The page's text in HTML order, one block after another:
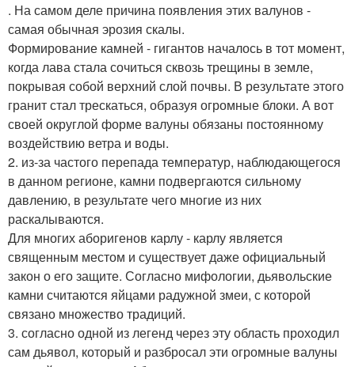
. На самом деле причина появления этих валунов -
самая обычная эрозия скалы.
Формирование камней - гигантов началось в тот момент,
когда лава стала сочиться сквозь трещины в земле,
покрывая собой верхний слой почвы. В результате этого
гранит стал трескаться, образуя огромные блоки. А вот
своей округлой форме валуны обязаны постоянному
воздействию ветра и воды.
2. из-за частого перепада температур, наблюдающегося
в данном регионе, камни подвергаются сильному
давлению, в результате чего многие из них
раскалываются.
Для многих аборигенов карлу - карлу является
священным местом и существует даже официальный
закон о его защите. Согласно мифологии, дьявольские
камни считаются яйцами радужной змеи, с которой
связано множество традиций.
3. согласно одной из легенд через эту область проходил
сам дьявол, который и разбросал эти огромные валуны